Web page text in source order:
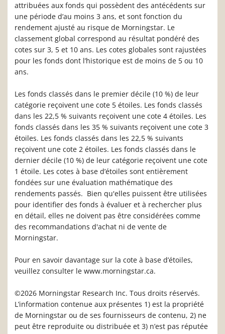
attribuées aux fonds qui possèdent des antécédents sur
une période d’au moins 3 ans, et sont fonction du
rendement ajusté au risque de Morningstar. Le
classement global correspond au résultat pondéré des
cotes sur 3, 5 et 10 ans. Les cotes globales sont rajustées
pour les fonds dont l’historique est de moins de 5 ou 10
ans.
Les fonds classés dans le premier décile (10 %) de leur
catégorie reçoivent une cote 5 étoiles. Les fonds classés
dans les 22,5 % suivants reçoivent une cote 4 étoiles. Les
fonds classés dans les 35 % suivants reçoivent une cote 3
étoiles. Les fonds classés dans les 22,5 % suivants
reçoivent une cote 2 étoiles. Les fonds classés dans le
dernier décile (10 %) de leur catégorie reçoivent une cote
1 étoile. Les cotes à base d’étoiles sont entièrement
fondées sur une évaluation mathématique des
rendements passés. Bien qu'elles puissent être utilisées
pour identifier des fonds à évaluer et à rechercher plus
en détail, elles ne doivent pas être considérées comme
des recommandations d'achat ni de vente de
Morningstar.
Pour en savoir davantage sur la cote à base d’étoiles,
veuillez consulter le www.morningstar.ca.
©2026 Morningstar Research Inc. Tous droits réservés.
L’information contenue aux présentes 1) est la propriété
de Morningstar ou de ses fournisseurs de contenu, 2) ne
peut être reproduite ou distribuée et 3) n’est pas réputée